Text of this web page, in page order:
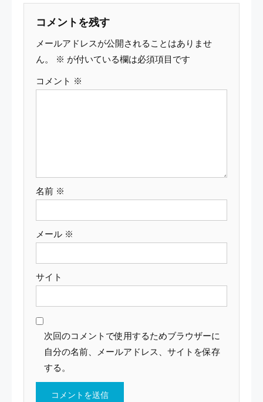
ビ
ゲ
ー
シ
コメントを残す
メールアドレスが公開されることはありませ
ん。
※ が付いている欄は必須項目です
コメント ※
名前 ※
メール ※
サイト
次回のコメントで使用するためブラウザーに
自分の名前、メールアドレス、サイトを保存
する。